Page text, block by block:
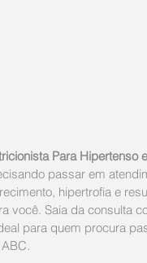
Para Hipertenso
passar em
hipertrofia e
você. Saia da consulta
para quem procura